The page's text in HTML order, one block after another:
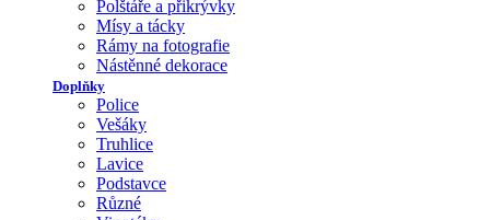
Polštáře a přikrývky
Mísy a tácky
Rámy na fotografie
Nástěnné dekorace
Doplňky
Police
Vešáky
Truhlice
Lavice
Podstavce
Různé